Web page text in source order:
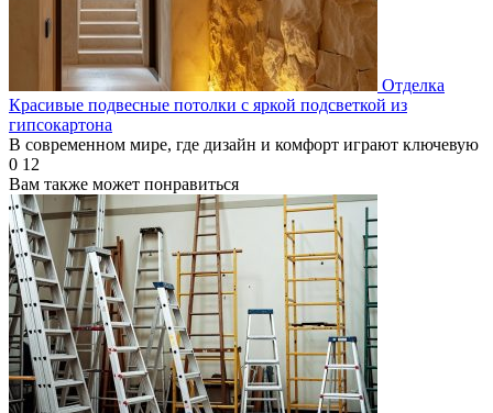
Отделка
Красивые подвесные потолки с яркой подсветкой из
гипсокартона
В современном мире, где дизайн и комфорт играют ключевую
0 12
Вам также может понравиться